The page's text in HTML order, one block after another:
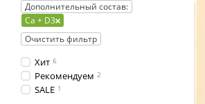
Дополнительный состав:
Ca + D3
Очистить фильтр
Хит 6
Рекомендуем 2
SALE 1